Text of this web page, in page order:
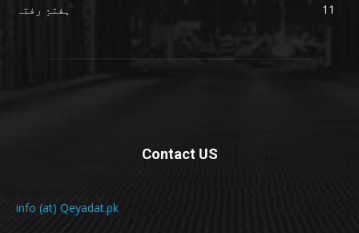
ہفتۂِ رفتہ
11
Contact US
info (at) Qeyadat.pk